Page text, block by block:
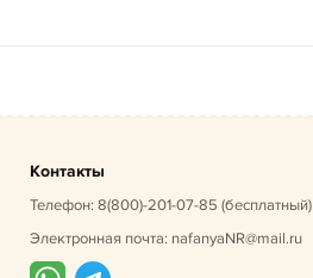
Контакты
Телефон: 8(800)-201-07-85 (бесплатный)
Электронная почта: nafanyaNR@mail.ru